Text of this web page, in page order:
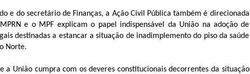
e do secretário de Finanças, a Ação Civil Pública também é direcionada
e o MPF explicam o papel indispensável da União na adoção de
destinadas a estancar a situação de inadimplemento do piso da saúde
Norte.
a União cumpra com os deveres constitucionais decorrentes da situação